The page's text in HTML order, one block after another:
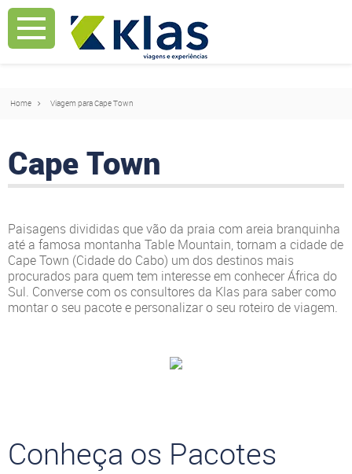
Mostrar Aviso
Home Viagem para Cape Town
Cape Town
Paisagens divididas que vão da praia com areia branquinha
até a famosa montanha Table Mountain, tornam a cidade de
Cape Town (Cidade do Cabo) um dos destinos mais
procurados para quem tem interesse em conhecer África do
Sul. Converse com os consultores da Klas para saber como
montar o seu pacote e personalizar o seu roteiro de viagem.
Conheça os Pacotes